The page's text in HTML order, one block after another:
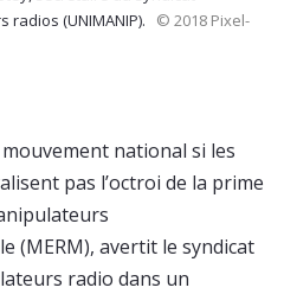
(UNIMANIP).
© 2018 Pixel-
national si les
pas l’octroi de la prime
(MERM), avertit le syndicat
radio dans un